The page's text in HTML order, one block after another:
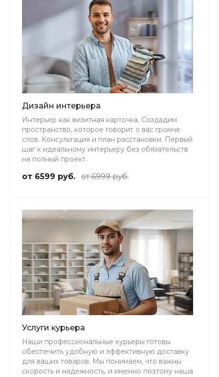
Дизайн интерьера
Интерьер как визитная карточка. Создадим
пространство, которое говорит о вас громче
слов. Консультация и план расстановки. Первый
шаг к идеальному интерьеру без обязательств
на полный проект.
от 6599 руб. от 6999 руб.
Услуги курьера
Наши профессиональные курьеры готовы
обеспечить удобную и эффективную доставку
для ваших товаров. Мы понимаем, что важны
скорость и надежность, и именно поэтому наша